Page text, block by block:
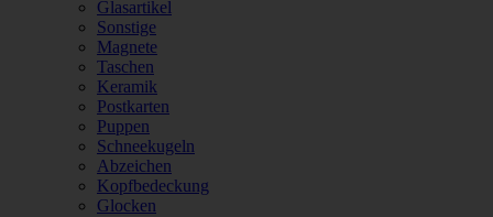
Glasartikel
Sonstige
Magnete
Taschen
Keramik
Postkarten
Puppen
Schneekugeln
Abzeichen
Kopfbedeckung
Glocken